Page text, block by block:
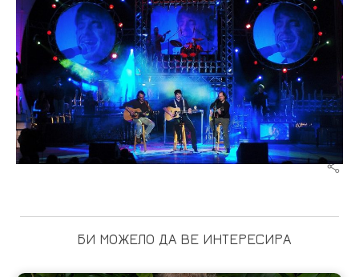
БИ МОЖЕЛО ДА ВЕ ИНТЕРЕСИРА